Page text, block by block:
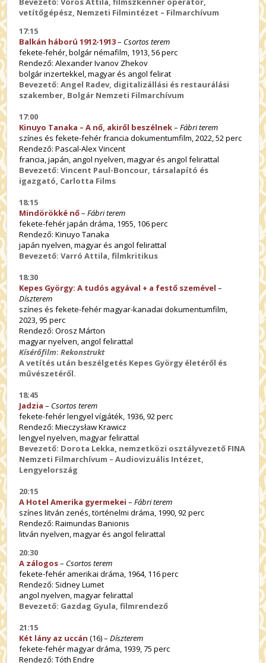
vetítőgépész, Nemzeti Filmintézet – Filmarchívum
17:15
Balkán háború 1912-1913– Csortos terem
fekete-fehér, bolgár némafilm, 1913, 56 perc
Rendező: Alexander Ivanov Zhekov
bolgár inzertekkel, magyar és angol felirat
Bevezető: Angel Radev, digitalizállási és restaurálási
szakember, Bolgár Nemzeti Filmarchívum
17:00
Kinuyo Tanaka – A nő, akiről beszélnek–Fábri terem
színes és fekete-fehér francia dokumentumfilm, 2022, 52 perc
Rendező: Pascal-Alex Vincent
francia, japán, angol nyelven, magyar és angol felirattal
Bevezető: Vincent Paul-Boncour, társalapító és
igazgató, Carlotta Films
18:15
Mindörökké nő–Fábri terem
fekete-fehér japán dráma, 1955, 106 perc
Rendező: Kinuyo Tanaka
japán nyelven, magyar és angol felirattal
Bevezető: Varró Attila, filmkritikus
18:30
Kepes György: A tudós agyával + a festő szemével –
Díszterem
színes és fekete-fehér magyar-kanadai dokumentumfilm,
2023, 95 perc
Rendező: Orosz Márton
magyar nyelven, angol felirattal
Kísérőfilm:Rekonstrukt
A vetítés után beszélgetés Kepes György életéről és
művészetéről.
18:45
Jadzia – Csortos terem
fekete-fehér lengyel vígjáték, 1936, 92 perc
Rendező: Mieczysław Krawicz
lengyel nyelven, magyar felirattal
Bevezető: Dorota Lekka, nemzetközi osztályvezető FINA
Nemzeti Filmarchívum – Audiovizuális Intézet,
Lengyelország
20:15
A Hotel Amerika gyermekei –Fábri terem
színes litván zenés, történelmi dráma, 1990, 92 perc
Rendező: Raimundas Banionis
litván nyelven, magyar és angol felirattal
20:30
A zálogos– Csortos terem
fekete-fehér amerikai dráma, 1964, 116 perc
Rendező: Sidney Lumet
angol nyelven, magyar felirattal
Bevezető: Gazdag Gyula, filmrendező
21:15
Két lány az uccán (16) –Díszterem
fekete-fehér magyar dráma, 1939, 75 perc
Rendező: Tóth Endre